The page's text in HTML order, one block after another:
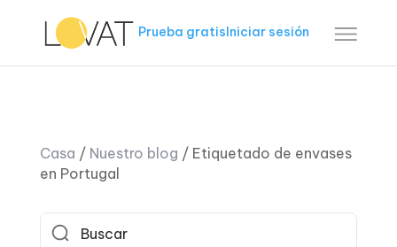
Prueba gratisIniciar sesión
Casa / Nuestro blog / Etiquetado de envases
en Portugal